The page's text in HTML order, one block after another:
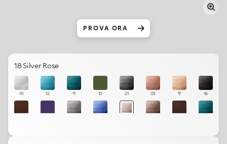
PROVA ORA
18 Silver Rose
01 12 11 10 21 03 17 16